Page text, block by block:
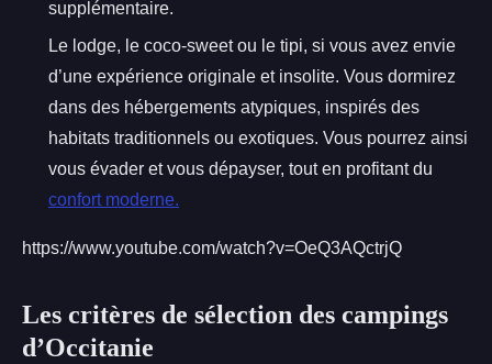
supplémentaire.
Le lodge, le coco-sweet ou le tipi, si vous avez envie
d’une expérience originale et insolite. Vous dormirez
dans des hébergements atypiques, inspirés des
habitats traditionnels ou exotiques. Vous pourrez ainsi
vous évader et vous dépayser, tout en profitant du
confort moderne.
https://www.youtube.com/watch?v=OeQ3AQctrjQ
Les critères de sélection des campings
d’Occitanie